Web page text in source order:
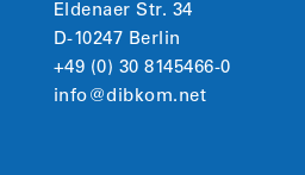
Eldenaer Str. 34
D-10247 Berlin
+49 (0) 30 8145466-0
info@dibkom.net